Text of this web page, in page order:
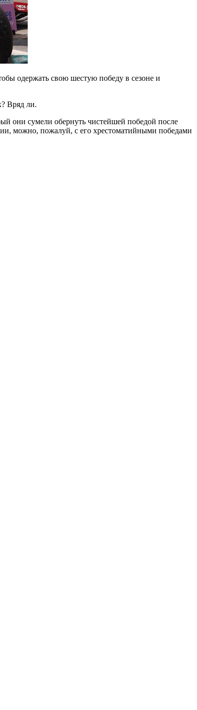
одержать свою шестую победу в сезоне и
Вряд ли.
они сумели обернуть чистейшей победой после
можно, пожалуй, с его хрестоматийными победами